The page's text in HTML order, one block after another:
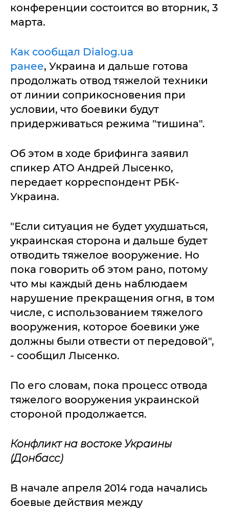
конференции состоится во вторник, 3
марта.
Как сообщал Dialog.ua
ранее, Украина и дальше готова
продолжать отвод тяжелой техники
от линии соприкосновения при
условии, что боевики будут
придерживаться режима "тишина".
Об этом в ходе брифинга заявил
спикер АТО Андрей Лысенко,
передает корреспондент РБК-
Украина.
"Если ситуация не будет ухудшаться,
украинская сторона и дальше будет
отводить тяжелое вооружение. Но
пока говорить об этом рано, потому
что мы каждый день наблюдаем
нарушение прекращения огня, в том
числе, с использованием тяжелого
вооружения, которое боевики уже
должны были отвести от передовой",
- сообщил Лысенко.
По его словам, пока процесс отвода
тяжелого вооружения украинской
стороной продолжается.
Конфликт на востоке Украины
(Донбасс)
В начале апреля 2014 года начались
боевые действия между